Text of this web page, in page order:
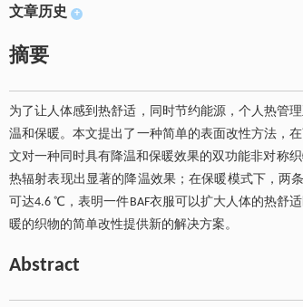
文章历史 +
摘要
为了让人体感到热舒适，同时节约能源，个人热管
温和保暖。本文提出了一种简单的表面改性方法，
文对一种同时具有降温和保暖效果的双功能非对称
热辐射表现出显著的降温效果；在保暖模式下，两
可达4.6 ℃，表明一件BAF衣服可以扩大人体的热舒
暖的织物的简单改性提供新的解决方案。
Abstract